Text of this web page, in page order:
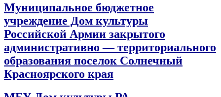
Муниципальное бюджетное
учреждение Дом культуры
Российской Армии закрытого
административно — территориального
образования поселок Солнечный
Красноярского края